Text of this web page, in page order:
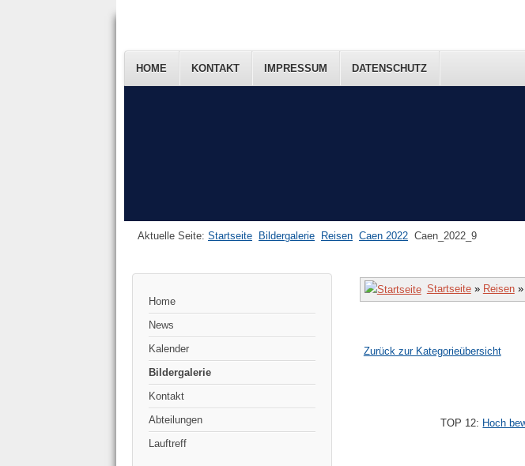
HOME KONTAKT IMPRESSUM DATENSCHUTZ
Aktuelle Seite: Startseite Bildergalerie Reisen Caen 2022 Caen_2022_9
Home
News
Kalender
Bildergalerie
Kontakt
Abteilungen
Lauftreff
Startseite» Reisen»
Zurück zur Kategorieübersicht
TOP 12: Hoch